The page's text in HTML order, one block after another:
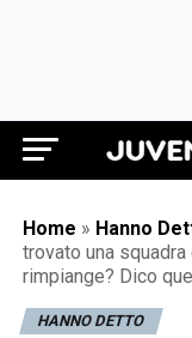
Home » Hanno
trovato una
rimpiange? Dico
HANNO DETTO